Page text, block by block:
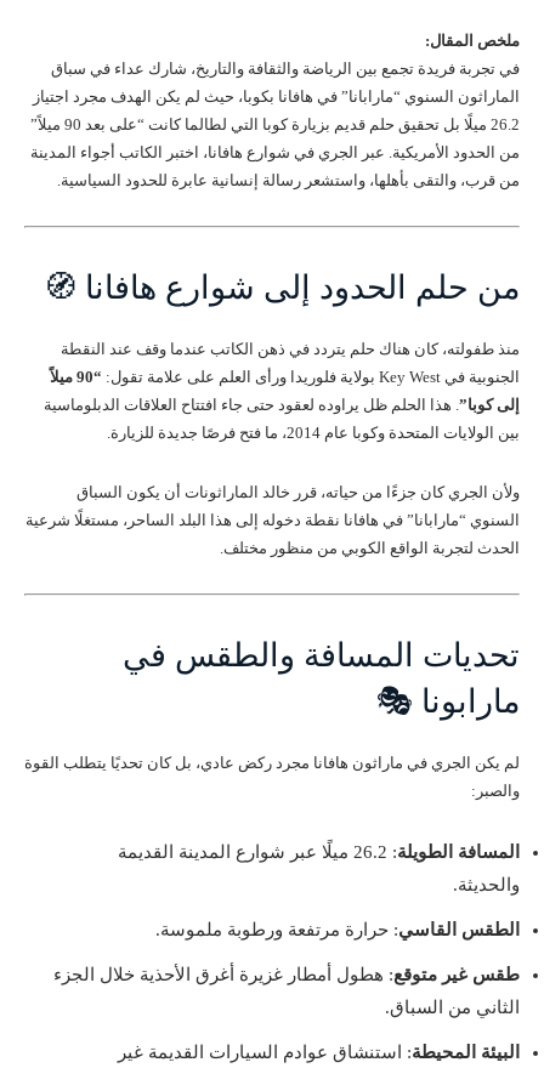
ملخص المقال:
في تجربة فريدة تجمع بين الرياضة والثقافة والتاريخ، شارك عداء في سباق
الماراثون السنوي “مارابانا” في هافانا بكوبا، حيث لم يكن الهدف مجرد اجتياز
26.2 ميلًا بل تحقيق حلم قديم بزيارة كوبا التي لطالما كانت “على بعد 90 ميلاً”
من الحدود الأمريكية. عبر الجري في شوارع هافانا، اختبر الكاتب أجواء المدينة
من قرب، والتقى بأهلها، واستشعر رسالة إنسانية عابرة للحدود السياسية.
من حلم الحدود إلى شوارع هافانا 🧭
منذ طفولته، كان هناك حلم يتردد في ذهن الكاتب عندما وقف عند النقطة
الجنوبية في Key West بولاية فلوريدا ورأى العلم على علامة تقول:
“90 ميلاً
إلى كوبا”. هذا الحلم ظل يراوده لعقود حتى جاء افتتاح العلاقات الدبلوماسية
بين الولايات المتحدة وكوبا عام 2014، ما فتح فرصًا جديدة للزيارة.
ولأن الجري كان جزءًا من حياته، قرر خالد الماراثونات أن يكون السباق
السنوي “مارابانا” في هافانا نقطة دخوله إلى هذا البلد الساحر، مستغلًا شرعية
الحدث لتجربة الواقع الكوبي من منظور مختلف.
تحديات المسافة والطقس في
مارابونا 🎭
لم يكن الجري في ماراثون هافانا مجرد ركض عادي، بل كان تحديًا يتطلب القوة
والصبر:
المسافة الطويلة
: 26.2 ميلًا عبر شوارع المدينة القديمة
والحديثة.
الطقس القاسي: حرارة مرتفعة ورطوبة ملموسة.
طقس غير متوقع: هطول أمطار غزيرة أغرق الأحذية خلال الجزء
الثاني من السباق.
البيئة المحيطة: استنشاق عوادم السيارات القديمة غير